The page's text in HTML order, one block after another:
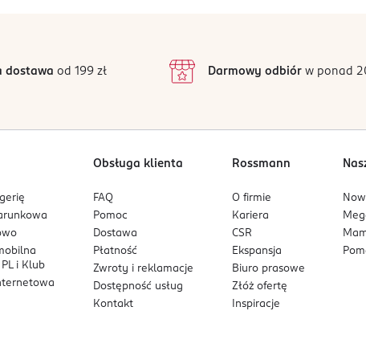
2
1
dostawa od 199 zł Darmowy odbiórw ponad
i Klub
Obsługa klienta
FAQ
Pomoc
Dostawa
Płatność
Zwroty i reklamacje
Dostępność usług
Kontakt
Rossmann
O firmie
Kariera
CSR
Ekspansja
Biuro prasowe
Złóż ofertę
Inspiracje